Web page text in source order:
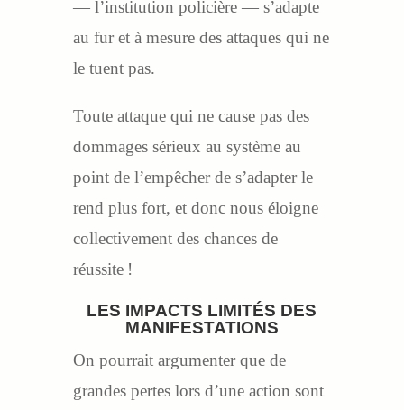
— l’institution policière — s’adapte
au fur et à mesure des attaques qui ne
le tuent pas.
Toute attaque qui ne cause pas des
dommages sérieux au système au
point de l’empêcher de s’adapter le
rend plus fort, et donc nous éloigne
collectivement des chances de
réussite !
LES IMPACTS LIMITÉS DES
MANIFESTATIONS
On pourrait argumenter que de
grandes pertes lors d’une action sont